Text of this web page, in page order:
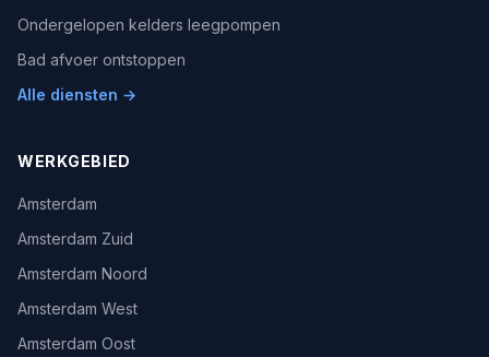
Ondergelopen kelders leegpompen
Bad afvoer ontstoppen
Alle diensten →
WERKGEBIED
Amsterdam
Amsterdam Zuid
Amsterdam Noord
Amsterdam West
Amsterdam Oost